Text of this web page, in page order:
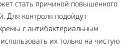
стать причиной повышенного
Для контроля подойдут
с антибактериальным
их только на чистую